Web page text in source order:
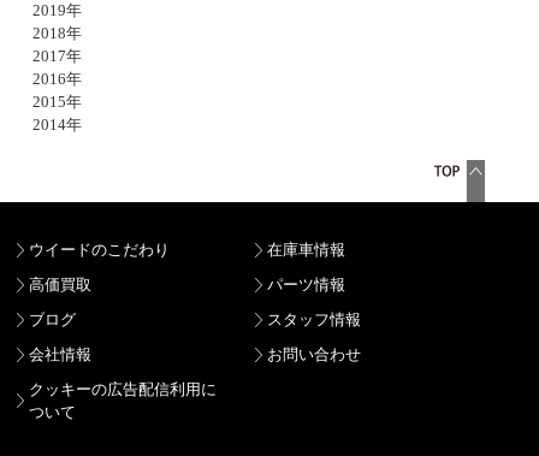
2019年
2018年
2017年
2016年
2015年
2014年
ウイードのこだわり
在庫車情報
高価買取
パーツ情報
ブログ
スタッフ情報
会社情報
お問い合わせ
クッキーの広告配信利用に
ついて